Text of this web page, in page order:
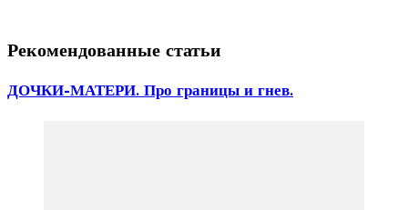
Рекомендованные статьи
ДОЧКИ-МАТЕРИ. Про границы и гнев.